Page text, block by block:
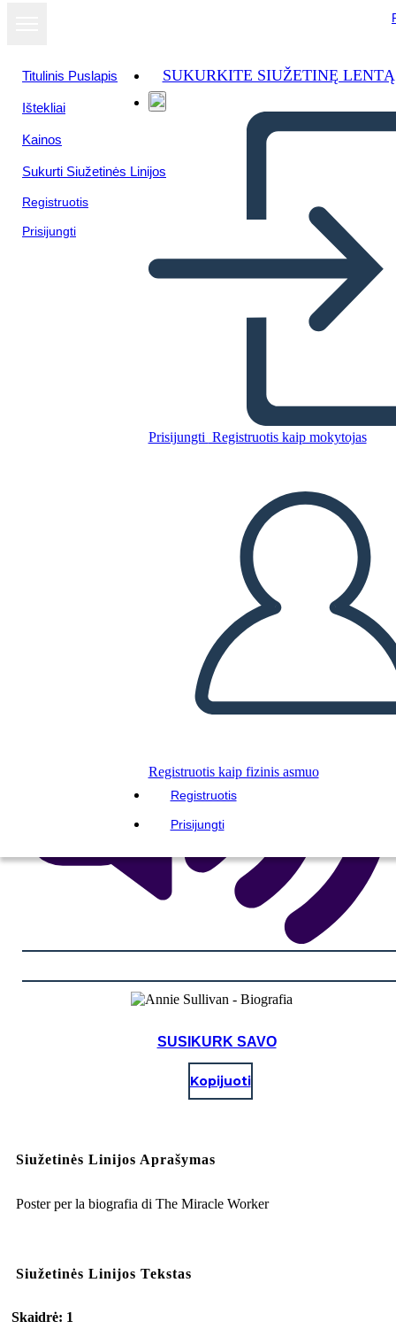
Titulinis Puslapis
Ištekliai
Kainos
Sukurti Siužetinės Linijos
Registruotis
Prisijungti
SUKURKITE SIUŽETINĘ LENTĄ
Prisijungti Registruotis kaip mokytojas
Registruotis kaip fizinis asmuo
Registruotis
Prisijungti
Annie Sullivan - Biografia
SUKURTI SIUŽETINĘ LENTĄ
PALEISTI SKAIDRIŲ DEMONSTRACIJĄ
SKAITYK MAN
SUSIKURK SAVO
Kopijuoti
Siužetinės Linijos Aprašymas
Poster per la biografia di The Miracle Worker
Siužetinės Linijos Tekstas
Skaidrė: 1